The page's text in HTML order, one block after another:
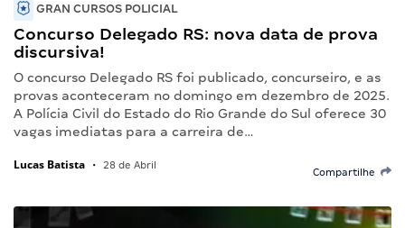
GRAN CURSOS POLICIAL
Concurso Delegado RS: nova data de prova
discursiva!
O concurso Delegado RS foi publicado, concurseiro, e as
provas aconteceram no domingo em dezembro de 2025.
A Polícia Civil do Estado do Rio Grande do Sul oferece 30
vagas imediatas para a carreira de…
Lucas Batista • 28 de Abril
Compartilhe